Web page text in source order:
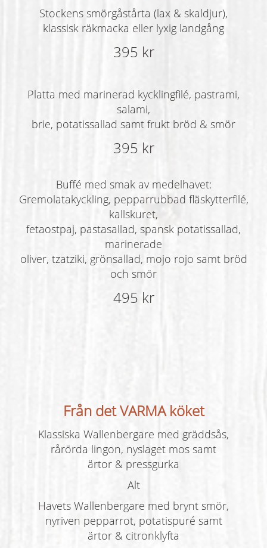
Stockens smörgåstårta (lax & skaldjur),
klassisk räkmacka eller lyxig landgång
395 kr
Platta med marinerad kycklingfilé, pastrami,
salami,
brie, potatissallad samt frukt bröd & smör
395 kr
Buffé med smak av medelhavet:
Gremolatakyckling, pepparrubbad fläskytterfilé,
kallskuret,
fetaostpaj, pastasallad, spansk potatissallad,
marinerade
oliver, tzatziki, grönsallad, mojo rojo samt bröd
och smör
495 kr
Från det VARMA köket
Klassiska Wallenbergare med gräddsås,
rårörda lingon, nyslaget mos samt
ärtor & pressgurka
Alt
Havets Wallenbergare med brynt smör,
nyriven pepparrot, potatispuré samt
ärtor & citronklyfta